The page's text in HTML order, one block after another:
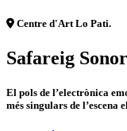
Centre d'Art Lo Pati.
Safareig
El pols de l’electrònica
més singulars de